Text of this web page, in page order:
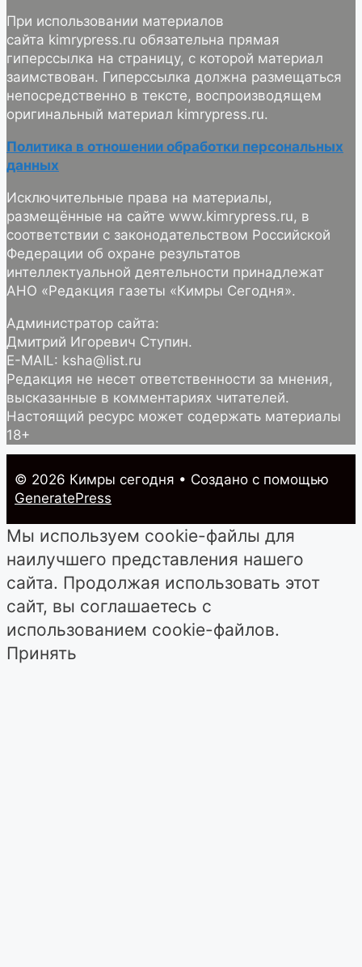
При использовании материалов
сайта kimrypress.ru обязательна прямая
гиперссылка на страницу, с которой материал
заимствован. Гиперссылка должна размещаться
непосредственно в тексте, воспроизводящем
оригинальный материал kimrypress.ru.
Политика в отношении обработки персональных
данных
Исключительные права на материалы,
размещённые на сайте www.kimrypress.ru, в
соответствии с законодательством Российской
Федерации об охране результатов
интеллектуальной деятельности принадлежат
АНО «Редакция газеты «Кимры Сегодня».
Администратор сайта:
Дмитрий Игоревич Ступин.
E-MAIL: ksha@list.ru
Редакция не несет ответственности за мнения,
высказанные в комментариях читателей.
Настоящий ресурс может содержать материалы
18+
© 2026 Кимры cегодня • Создано с помощью
GeneratePress
Мы используем cookie-файлы для
наилучшего представления нашего
сайта. Продолжая использовать этот
сайт, вы соглашаетесь с
использованием cookie-файлов.
Принять